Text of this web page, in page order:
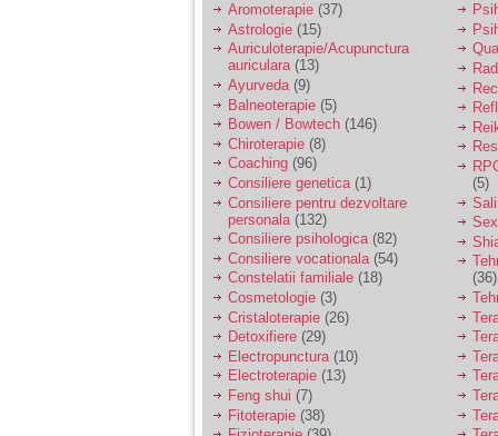
Sunt casatorita, am
31 de ani si un copil in
varsta de 2 ani care
mi-e lumina ochilor.
De ceva timp simt ca
mi s-a adunat
oboseala, o oboseala
cronica de care nu pot
scapa si simt ca din
cauza ei nu pot
controla nervii si
cateodata are copilul
de suferit.
Am o bariera peste
care nu pot trece:
prietena mea a ramas
insarcinata cu o fata.
Am fost de comun
acord sa facem un
copil, cu gandul ca e
baiat.
Aromoterapie (37)
Astrologie (15)
Auriculoterapie/Acupunctura
auriculara(13)
Ayurveda(9)
Balneoterapie (5)
Bowen / Bowtech (146)
Chiroterapie (8)
Coaching (96)
Consiliere genetica(1)
Consiliere pentru dezvoltare
personala (132)
Consiliere psihologica(82)
Consiliere vocationala (54)
Constelatii familiale (18)
Cosmetologie (3)
Cristaloterapie (26)
Detoxifiere (29)
Electropunctura (10)
Electroterapie (13)
Feng shui (7)
Fitoterapie (38)
(5)
(36)